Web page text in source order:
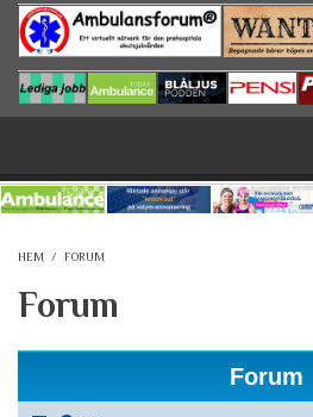
Hoppa till huvudinnehåll
HEM / FORUM
Forum